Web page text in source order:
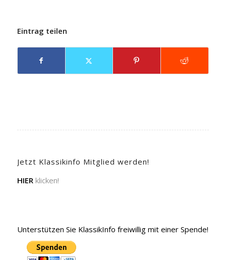
Eintrag teilen
Jetzt Klassikinfo Mitglied werden!
HIER klicken!
Unterstützen Sie KlassikInfo freiwillig mit einer Spende!